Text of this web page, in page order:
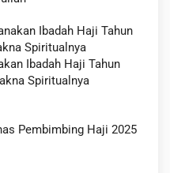
Ibadah Haji Tahun
Spiritualnya
Pembimbing Haji 2025